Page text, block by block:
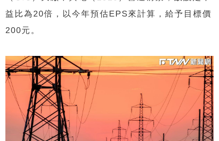
益比為20倍，以今年預估EPS來計算，給予目標價
200元。